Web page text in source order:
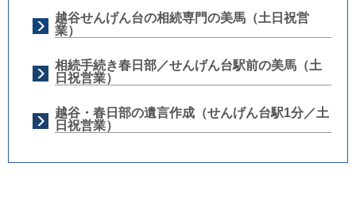
越谷せんげん台の相続専門の美馬（土日祝営
業）
相続手続き春日部／せんげん台駅前の美馬（土
日祝営業）
越谷・春日部の遺言作成（せんげん台駅1分／土
日祝営業）